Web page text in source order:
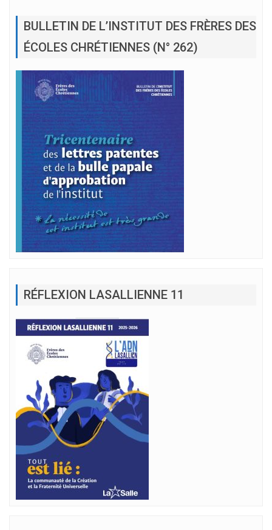
BULLETIN DE L’INSTITUT DES FRÈRES DES
ÉCOLES CHRÉTIENNES (N° 262)
RÉFLEXION LASALLIENNE 11